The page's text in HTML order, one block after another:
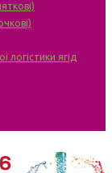
логістики ягід